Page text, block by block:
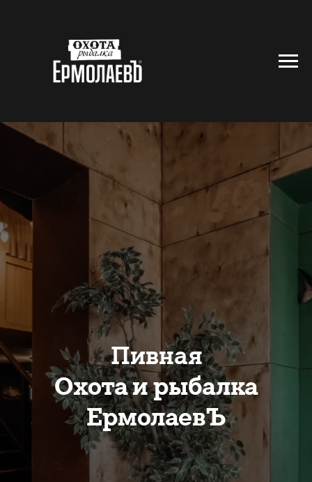
Пивная
Охота и рыбалка
ЕрмолаевЪ